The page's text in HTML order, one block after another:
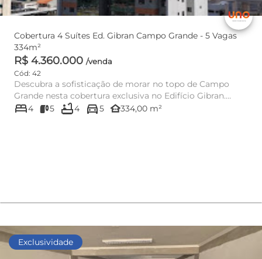
Cobertura 4 Suítes Ed. Gibran Campo Grande - 5 Vagas
334m²
R$ 4.360.000 /venda
Cód: 42
Descubra a sofisticação de morar no topo de Campo
Grande nesta cobertura exclusiva no Edifício Gibran.
Localizada na Rua...
bed4 5 bathtub4 directions_car5 other_houses334,00 m²
Exclusividade